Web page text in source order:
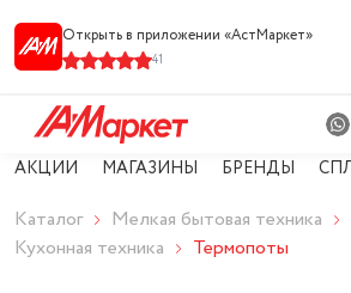
Открыть в приложении «АстМарке‪т‬»
41
АКЦИИ МАГАЗИНЫ БРЕНДЫ
Каталог
Мелкая бытовая техника
Кухонная техника
Термопоты